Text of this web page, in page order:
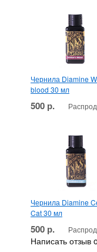
Чернила Diamine
blood 30 мл
500 р.
Чернила Diamine
Cat 30 мл
500 р.
Написать